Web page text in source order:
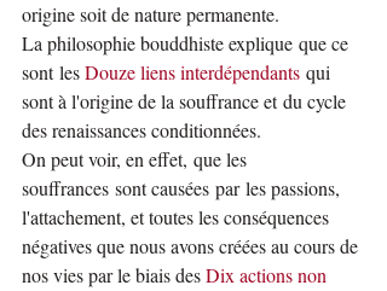
origine soit de nature permanente.
La philosophie bouddhiste explique que ce
sont les Douze liens interdépendants qui
sont à l'origine de la souffrance et du cycle
des renaissances conditionnées.
On peut voir, en effet, que les
souffrances sont causées par les passions,
l'attachement, et toutes les conséquences
négatives que nous avons créées au cours de
nos vies par le biais des Dix actions non